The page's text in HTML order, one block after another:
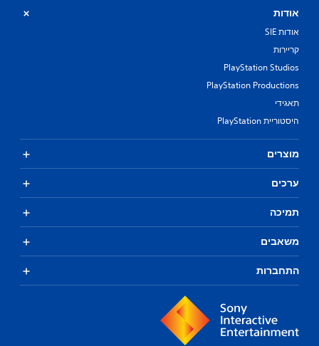
אודות
אודות SIE
קריירות
PlayStation Studios
PlayStation Productions
תאגידי
היסטוריית PlayStation
מוצרים
ערכים
תמיכה
משאבים
התחברות